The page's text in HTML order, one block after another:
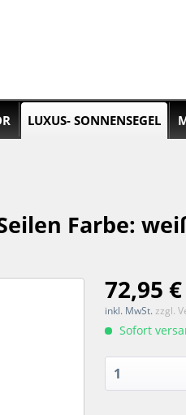
LUXUS- SONNENSEGEL
Farbe:
72,95
inkl. MwSt.zzgl.
Sofort